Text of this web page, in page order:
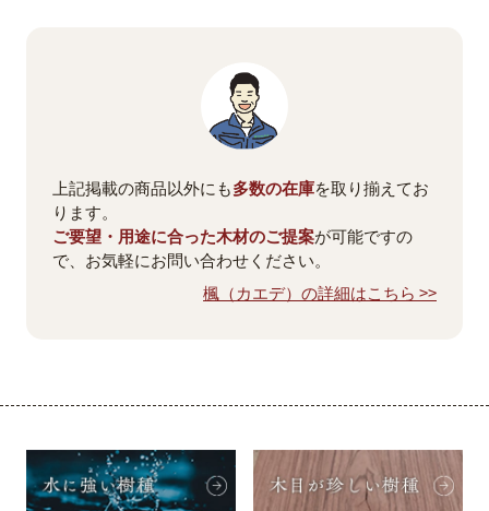
上記掲載の商品以外にも多数の在庫を取り揃えてお
ります。
ご要望・用途に合った木材のご提案が可能ですの
で、お気軽にお問い合わせください。
楓（カエデ）の詳細はこちら >>